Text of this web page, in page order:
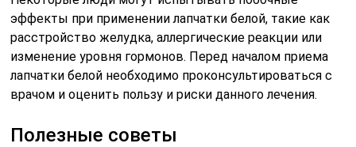
эффекты при применении лапчатки белой, такие как
расстройство желудка, аллергические реакции или
изменение уровня гормонов. Перед началом приема
лапчатки белой необходимо проконсультироваться с
врачом и оценить пользу и риски данного лечения.
Полезные советы